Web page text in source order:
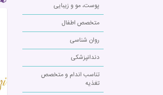
پوست، مو و زیبایی
متخصص اطفال
روان شناسی
دندانپزشکی
تناسب اندام و متخصص
تغذیه